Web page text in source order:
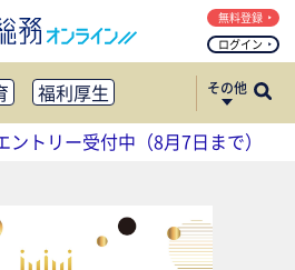
ログイン
無料登録
福利厚生
ション活性化
その他
トリー受付中（8月7日まで）